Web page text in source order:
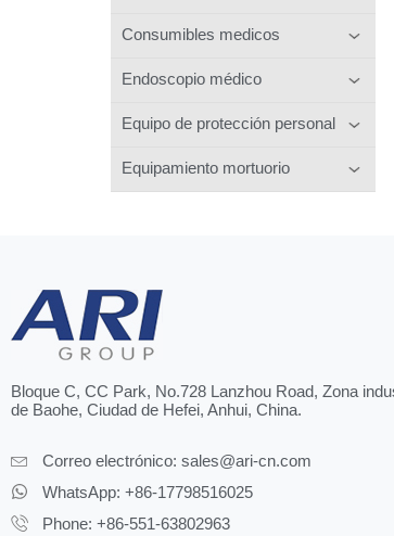
Consumibles medicos
Endoscopio médico
Equipo de protección personal
Equipamiento mortuorio
Bloque C, CC Park, No.728 Lanzhou Road, Zona
de Baohe, Ciudad de Hefei, Anhui, China.
Correo electrónico: sales@ari-cn.com
WhatsApp: +86-17798516025
Phone: +86-551-63802963